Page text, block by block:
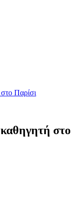
στο Παρίσι
καθηγητή στο